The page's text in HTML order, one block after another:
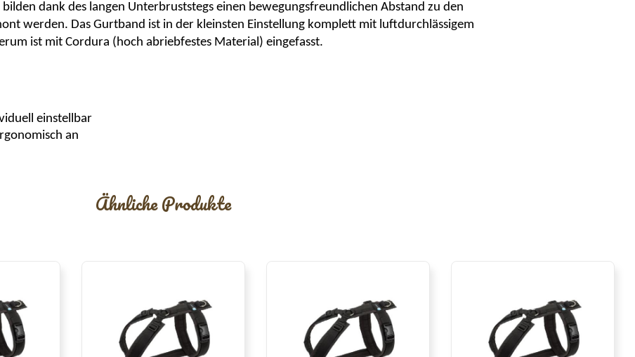
dank des langen Unterbruststegs einen bewegungsfreundlichen Abstand zu den
werden. Das Gurtband ist in der kleinsten Einstellung komplett mit luftdurchlässigem
ist mit Cordura (hoch abriebfestes Material) eingefasst.
einstellbar
an
Ähnliche Produkte